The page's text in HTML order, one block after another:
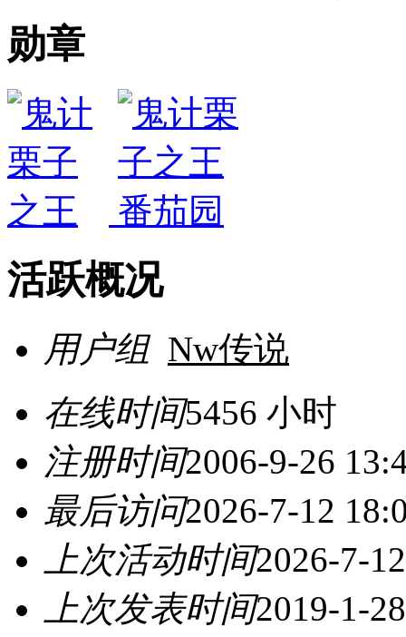
勋章
活跃概况
用户组 Nw传说
在线时间5456 小时
注册时间2006-9-26
最后访问2026-7-12
上次活动时间2026-7-
上次发表时间2019-1-